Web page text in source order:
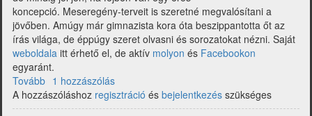
koncepció. Meseregény-terveit is szeretné megvalósítani a
jövőben. Amúgy már gimnazista kora óta beszippantotta őt az
írás világa, de éppúgy szeret olvasni és sorozatokat nézni. Saját
weboldala itt érhető el, de aktív molyon és Facebookon
egyaránt.
Tovább (Magyar
fantasy
2020
1 hozzászólás
A hozzászóláshoz regisztráció és bejelentkezés szükséges